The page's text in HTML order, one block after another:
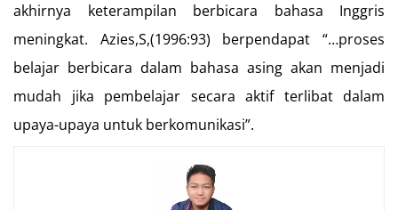
akhirnya keterampilan berbicara bahasa Inggris
meningkat. Azies,S,(1996:93) berpendapat “…proses
belajar berbicara dalam bahasa asing akan menjadi
mudah jika pembelajar secara aktif terlibat dalam
upaya-upaya untuk berkomunikasi”.